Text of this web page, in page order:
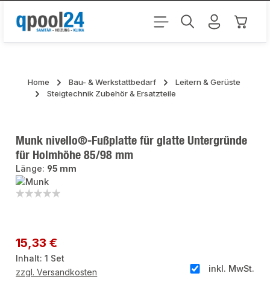
Zum Hauptinhalt springen
Home Bau- & Werkstattbedarf
Leitern & Gerüste
Steigtechnik Zubehör & Ersatzteile
Munk nivello®-Fußplatte für glatte Untergründe
für Holmhöhe 85/98 mm
Länge: 95 mm
Regulärer Preis:
15,33 €
Inhalt:1 Set
inkl. MwSt.
zzgl. Versandkosten